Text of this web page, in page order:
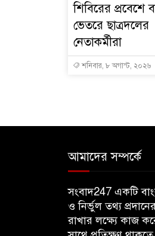
শিবিরের প্রবেশে
ভেতরে ছাত্রদলের
নেতাকর্মীরা
শনিবার, ৮ অগাস্ট, ২০২৬
আমাদের সম্পর্কে
সংবাদ247 একটি
ও নির্ভুল তথ্য
রাখার লক্ষ্যে কাজ